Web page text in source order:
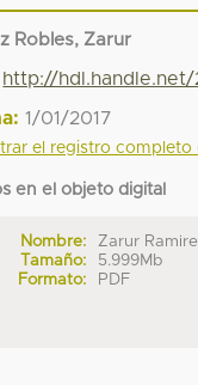
Robles, Zarur
http://hdl.handle.net/
1/01/2017
el registro completo
en el objeto digital
Nombre:
Zarur
Tamaño:
5.999Mb
Formato:
PDF